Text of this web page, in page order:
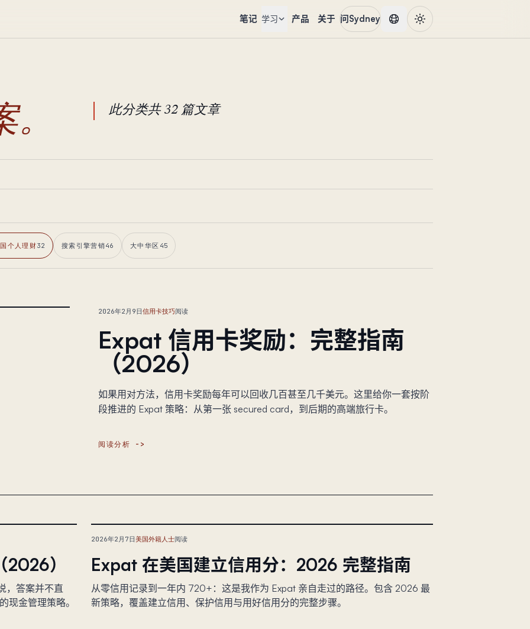
笔记 学习 产品 关于 问Sydney
。 此分类共 32 篇文章
个人理财32 搜索引擎营销46 大中华区 45
2026年2月9日信用卡技巧阅读
Expat 信用卡奖励：完整指南
（2026）
如果用对方法，信用卡奖励每年可以回收几百甚至几千美元。这里给你一套按阶
段推进的 Expat 策略：从第一张 secured card，到后期的高端旅行卡。
阅读分析
）
，答案并不直
现金管理策略。
2026年2月7日美国外籍人士阅读
Expat 在美国建立信用分：2026 完整指南
从零信用记录到一年内 720+：这是我作为 Expat 亲自走过的路径。包含 2026 最
新策略，覆盖建立信用、保护信用与用好信用分的完整步骤。